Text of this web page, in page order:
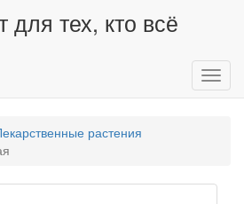
для тех, кто всё
растения